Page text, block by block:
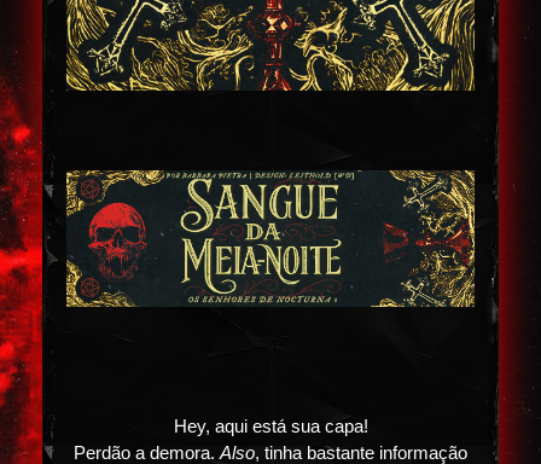
Hey, aqui está sua capa!
Perdão a demora. Also, tinha bastante informação